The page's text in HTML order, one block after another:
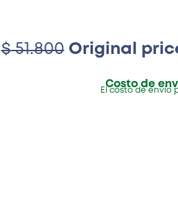
$51.800 Original
Costo de
El costo de envío